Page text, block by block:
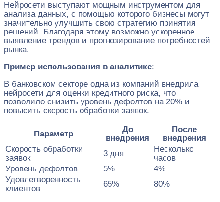
Нейросети выступают мощным инструментом для
анализа данных, с помощью которого бизнесы могут
значительно улучшить свою стратегию принятия
решений. Благодаря этому возможно ускоренное
выявление трендов и прогнозирование потребностей
рынка.
Пример использования в аналитике:
В банковском секторе одна из компаний внедрила
нейросети для оценки кредитного риска, что
позволило снизить уровень дефолтов на 20% и
повысить скорость обработки заявок.
Параметр
До
внедрения
После
внедрения
Скорость обработки
заявок
3 дня
Несколько
часов
Уровень дефолтов
5%
4%
Удовлетворенность
клиентов
65% 80%